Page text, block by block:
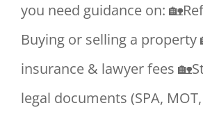
you need guidance on:
Buying or selling a property
insurance & lawyer fees
legal documents (SPA,